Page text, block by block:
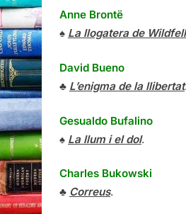
Anne Brontë
♠ La llogatera de
David Bueno
♣ L’enigma de la llibertat.
Gesualdo Bufalino
♠ La llum i el dol.
Charles Bukowski
♣ Correus.